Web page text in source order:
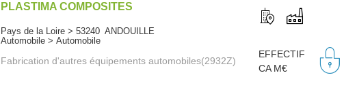
PLASTIMA COMPOSITES
Pays de la Loire > 53240 ANDOUILLE
Automobile > Automobile
Fabrication d'autres équipements automobiles(2932Z)
EFFECTIF
CA M€